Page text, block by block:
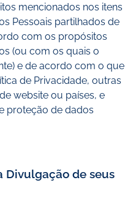
mencionados nos itens
Pessoais partilhados de
com os propósitos
(ou com os quais o
e de acordo com o que
de Privacidade, outras
website ou países, e
proteção de dados
Divulgação de seus